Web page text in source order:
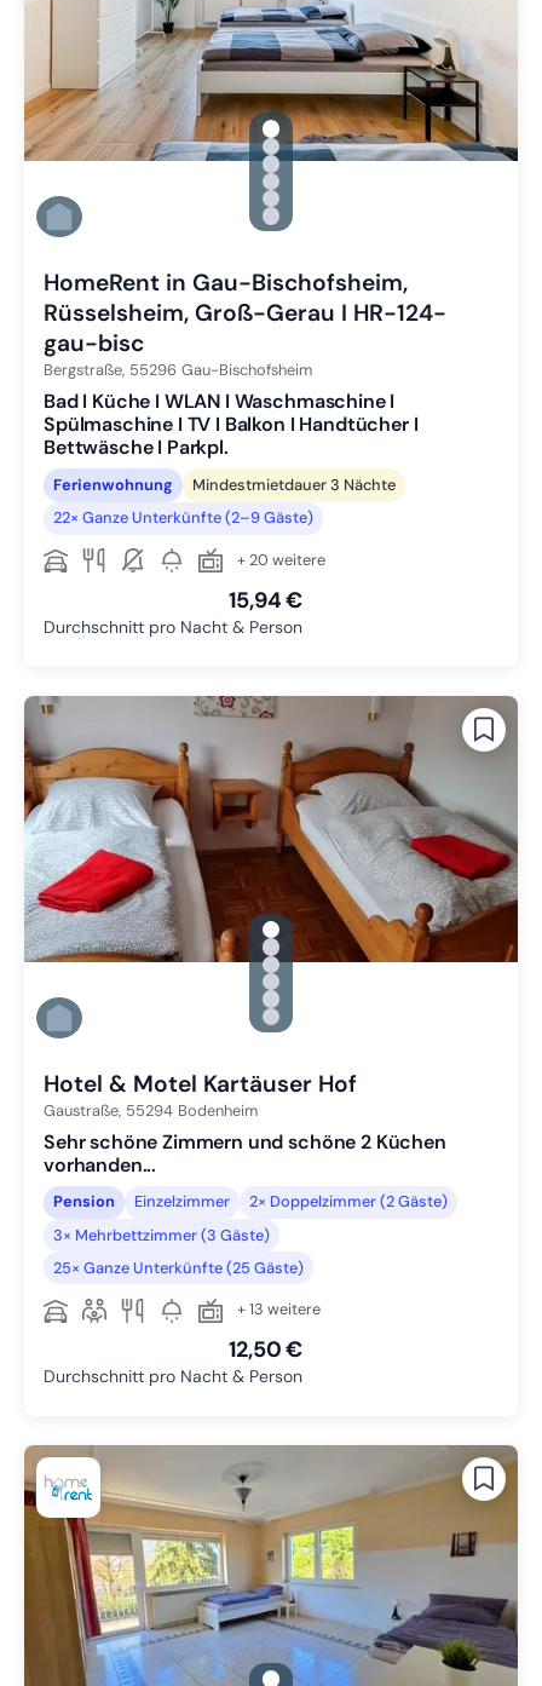
gallery.slide_selector
Zu Slide 1 wechseln
Zu Slide 2 wechseln
Zu Slide 3 wechseln
Zu Slide 4 wechseln
Zu Slide 5 wechseln
Zu Slide 6 wechseln
HomeRent in Gau-Bischofsheim,
Rüsselsheim, Groß-Gerau I HR-124-
gau-bisc
Bergstraße, 55296 Gau-Bischofsheim
Bad I Küche I WLAN I Waschmaschine I
Spülmaschine I TV I Balkon I Handtücher I
Bettwäsche I Parkpl.
Ferienwohnung
Mindestmietdauer 3 Nächte
22× Ganze Unterkünfte (2–9 Gäste)
+ 20 weitere
15,94 €
Durchschnitt pro Nacht & Person
gallery.slide_selector
Zu Slide 1 wechseln
Zu Slide 2 wechseln
Zu Slide 3 wechseln
Zu Slide 4 wechseln
Zu Slide 5 wechseln
Zu Slide 6 wechseln
Hotel & Motel Kartäuser Hof
Gaustraße, 55294 Bodenheim
Sehr schöne Zimmern und schöne 2 Küchen
vorhanden...
Pension Einzelzimmer
2× Doppelzimmer (2 Gäste)
3× Mehrbettzimmer (3 Gäste)
25× Ganze Unterkünfte (25 Gäste)
+ 13 weitere
12,50 €
Durchschnitt pro Nacht & Person